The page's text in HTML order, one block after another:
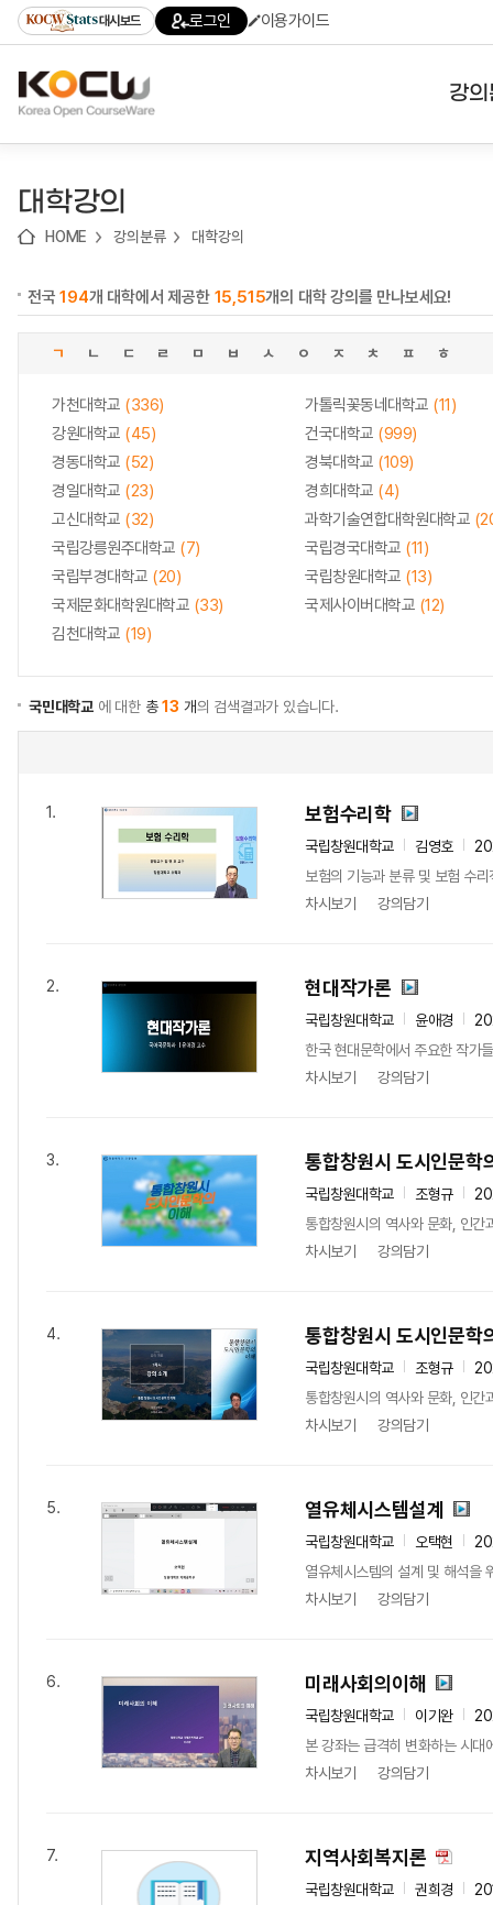
기
기
기
content)
가
대시보드 로그인 이용가이드
강
대학강의
HOME 강의분류 대학강의
전국194개 대학에서 제공한 15,515개의 대학 강의를 만나보세요!
ㄱ ㄴ ㄷ ㄹ ㅁ ㅂ ㅅ ㅇ ㅈ ㅊ ㅍ ㅎ
가천대학교 (336) 가톨릭꽃동네대학교 (11)
강원대학교 (45) 건국대학교 (999)
경동대학교 (52) 경북대학교 (109)
경일대학교 (23) 경희대학교 (4)
고신대학교 (32) 과학기술연합대학원대학교
국립강릉원주대학교 (7) 국립경국대학교 (11)
국립부경대학교 (20) 국립창원대학교 (13)
국제문화대학원대학교 (33) 국제사이버대학교 (12)
김천대학교 (19)
국민대학교 에 대한 총13 개의 검색결과가 있습니다.
1. 보험수리학
국립창원대학교 김영호
보험의 기능과 분류 및 보험 수
차시보기
강의담기
2. 현대작가론
국립창원대학교 윤애경
한국 현대문학에서 주요한 작가
차시보기
강의담기
3. 통합창원시 도시인문학
국립창원대학교 조형규
통합창원시의 역사와 문화, 인간
차시보기
강의담기
4. 통합창원시 도시인문학
국립창원대학교 조형규
통합창원시의 역사와 문화, 인간
차시보기
강의담기
5. 열유체시스템설계
국립창원대학교 오택현
열유체시스템의 설계 및 해석을
차시보기
강의담기
6. 미래사회의이해
국립창원대학교 이기완
본 강좌는 급격히 변화하는 시
차시보기
강의담기
7. 지역사회복지론
국립창원대학교 권희경